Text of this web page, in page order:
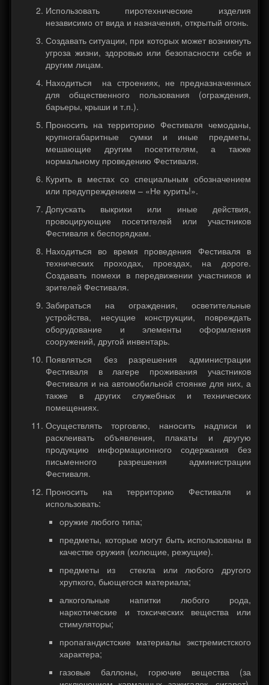
Использовать пиротехнические изделия
независимо от вида и назначения, открытый огонь.
Создавать ситуации, при которых может возникнуть
угроза жизни, здоровью или безопасности себе и
другим лицам.
Находиться на строениях, не предназначенных
для общественного пользования (ограждения,
барьеры, крыши и т.п.).
Проносить на территорию Фестиваля чемоданы,
крупногабаритные сумки и иные предметы,
мешающие другим посетителям, а также
нормальному проведению Фестиваля.
Курить в местах со специальным обозначением
или предупреждением – «Не курить!».
Допускать выкрики или иные действия,
провоцирующие посетителей или участников
Фестиваля к беспорядкам.
Находиться во время проведения Фестиваля в
технических проходах, проездах, на дороге.
Создавать помехи в передвижении участников и
зрителей Фестиваля.
Забираться на ограждения, осветительные
устройства, несущие конструкции, повреждать
оборудование и элементы оформления
сооружений, другой инвентарь.
Появляться без разрешения администрации
Фестиваля в лагере проживания участников
Фестиваля и на автомобильной стоянке для них, а
также в других служебных и технических
помещениях.
Осуществлять торговлю, наносить надписи и
расклеивать объявления, плакаты и другую
продукцию информационного содержания без
письменного разрешения администрации
Фестиваля.
Проносить на территорию Фестиваля и
использовать:
оружие любого типа;
предметы, которые могут быть использованы в
качестве оружия (колющие, режущие).
предметы из стекла или любого другого
хрупкого, бьющегося материала;
алкогольные напитки любого рода,
наркотические и токсических вещества или
стимуляторы;
пропагандистские материалы экстремистского
характера;
газовые баллоны, горючие вещества (за